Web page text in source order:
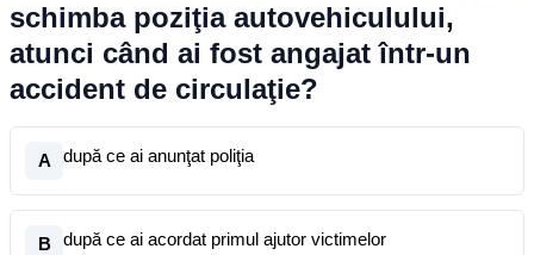
schimba poziţia autovehiculului,
atunci când ai fost angajat într-un
accident de circulaţie?
A după ce ai anunţat poliţia
B după ce ai acordat primul ajutor victimelor